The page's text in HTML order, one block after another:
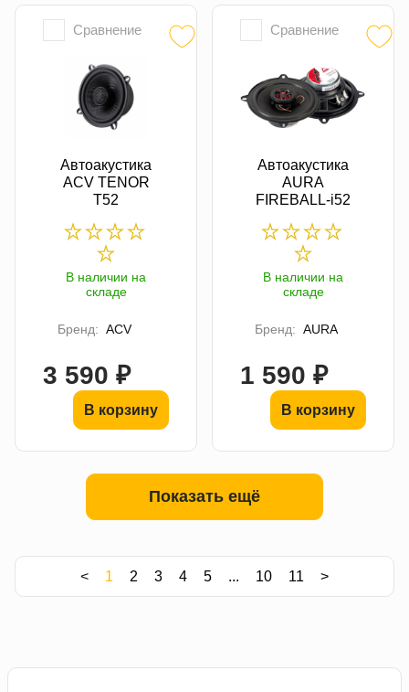
Сравнение
Автоакустика
ACV TENOR
T52
В наличии на
складе
Бренд: ACV
3 590 ₽
В корзину
Сравнение
Автоакустика
AURA
FIREBALL-i52
В наличии на
складе
Бренд: AURA
1 590 ₽
В корзину
Показать ещё
< 1 2 3 4 5 ... 10 11 >